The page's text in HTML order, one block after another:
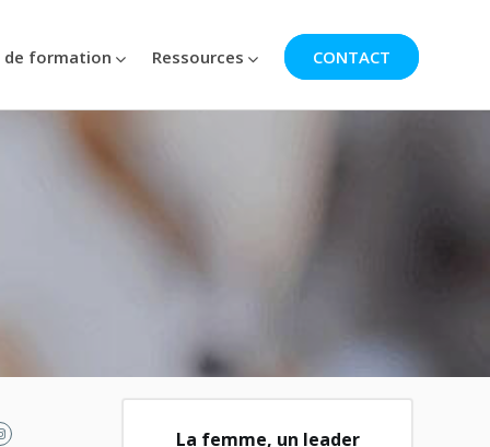
de formation Ressources CONTACT
La femme, un leader